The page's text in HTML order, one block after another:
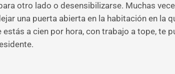
otro lado o desensibilizarse. Muchas
una puerta abierta en la habitación en la
a cien por hora, con trabajo a tope, te